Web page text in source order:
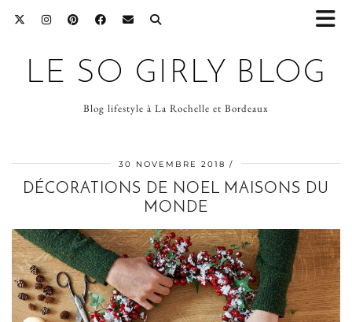
LE SO GIRLY BLOG
Blog lifestyle à La Rochelle et Bordeaux
30 NOVEMBRE 2018
DÉCORATIONS DE NOEL MAISONS DU
MONDE